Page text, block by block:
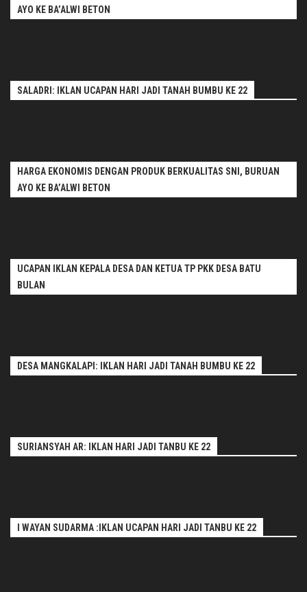
AYO KE BA’ALWI BETON
SALADRI: IKLAN UCAPAN HARI JADI TANAH BUMBU KE 22
HARGA EKONOMIS DENGAN PRODUK BERKUALITAS SNI, BURUAN
AYO KE BA’ALWI BETON
UCAPAN IKLAN KEPALA DESA DAN KETUA TP PKK DESA BATU
BULAN
DESA MANGKALAPI: IKLAN HARI JADI TANAH BUMBU KE 22
SURIANSYAH AR: IKLAN HARI JADI TANBU KE 22
I WAYAN SUDARMA :IKLAN UCAPAN HARI JADI TANBU KE 22